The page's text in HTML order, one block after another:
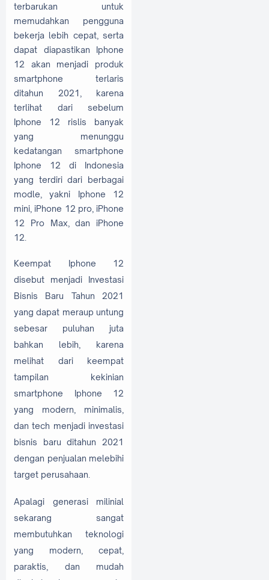
terbarukan untuk
memudahkan pengguna
bekerja lebih cepat, serta
dapat diapastikan Iphone
12 akan menjadi produk
smartphone terlaris
ditahun 2021, karena
terlihat dari sebelum
Iphone 12 rislis banyak
yang menunggu
kedatangan smartphone
Iphone 12 di Indonesia
yang terdiri dari berbagai
modle, yakni Iphone 12
mini, iPhone 12 pro, iPhone
12 Pro Max, dan iPhone
12.
Keempat Iphone 12
disebut menjadi Investasi
Bisnis Baru Tahun 2021
yang dapat meraup untung
sebesar puluhan juta
bahkan lebih, karena
melihat dari keempat
tampilan kekinian
smartphone Iphone 12
yang modern, minimalis,
dan tech menjadi investasi
bisnis baru ditahun 2021
dengan penjualan melebihi
target perusahaan.
Apalagi generasi milinial
sekarang sangat
membutuhkan teknologi
yang modern, cepat,
paraktis, dan mudah